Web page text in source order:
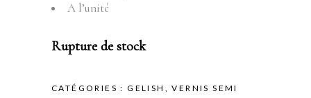
A l’unité
Rupture de stock
CATÉGORIES :GELISH ,VERNIS SEMI